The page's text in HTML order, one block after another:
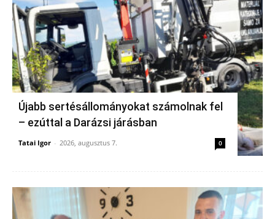
Újabb sertésállományokat számolnak fel
– ezúttal a Darázsi járásban
Tatai Igor - 2026, augusztus 7. 0